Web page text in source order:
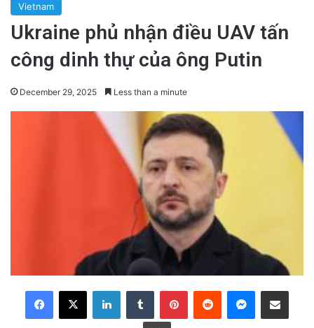
Vietnam
Ukraine phủ nhận điều UAV tấn
công dinh thự của ông Putin
December 29, 2025 Less than a minute
LinkedInTumblr PinterestReddit Messenger
Share via Email
Print